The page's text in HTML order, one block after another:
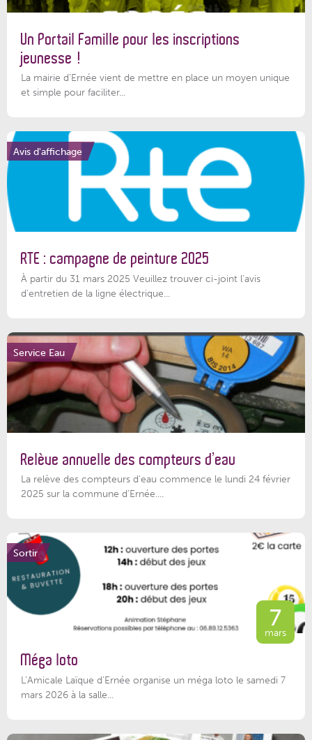
Un Portail Famille pour les inscriptions
jeunesse !
La mairie d’Ernée vient de mettre en place un moyen unique
et simple pour faciliter...
Avis d'affichage
RTE : campagne de peinture 2025
À partir du 31 mars 2025 Veuillez trouver ci-joint l'avis
d'entretien de la ligne électrique...
Service Eau
Relève annuelle des compteurs d’eau
La relève des compteurs d'eau commence le lundi 24 février
2025 sur la commune d’Ernée....
Sortir
7
mars
Méga loto
L’Amicale Laïque d’Ernée organise un méga loto le samedi 7
mars 2026 à la salle...